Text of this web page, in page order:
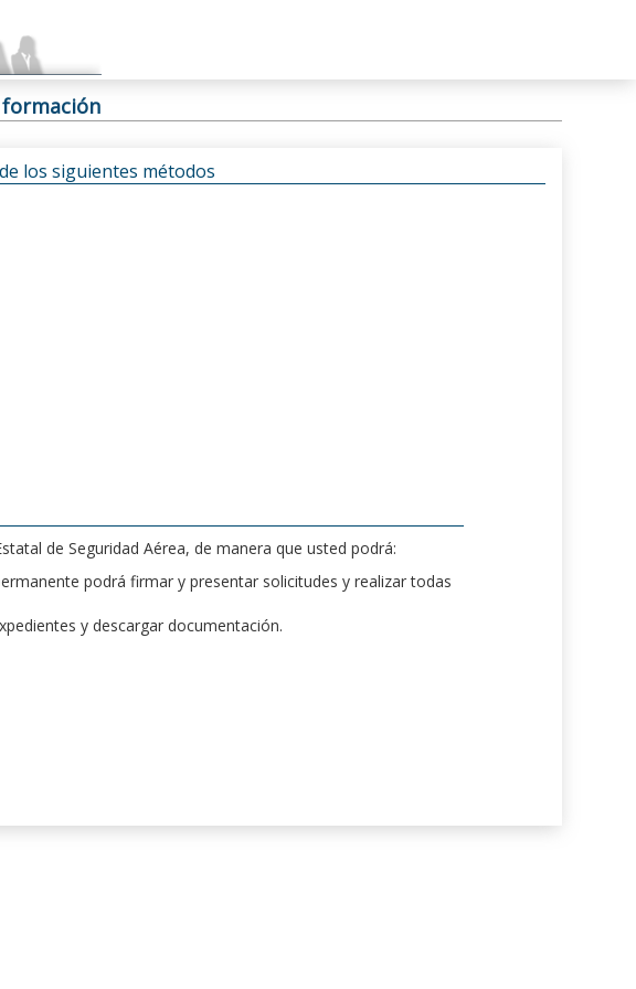
los siguientes métodos
de Seguridad Aérea, de manera que usted podrá:
podrá firmar y presentar solicitudes y realizar todas
y descargar documentación.